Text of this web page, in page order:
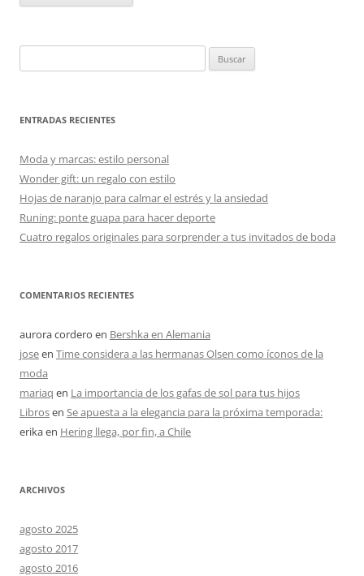
ENTRADAS RECIENTES
Moda y marcas: estilo personal
Wonder gift: un regalo con estilo
Hojas de naranjo para calmar el estrés y la ansiedad
Runing: ponte guapa para hacer deporte
Cuatro regalos originales para sorprender a tus invitados de boda
COMENTARIOS RECIENTES
aurora cordero en Bershka en Alemania
joseen Time considera a las hermanas Olsen como íconos de la
moda
mariaq en La importancia de los gafas de sol para tus hijos
Librosen Se apuesta a la elegancia para la próxima temporada:
erikaen Hering llega, por fin, a Chile
ARCHIVOS
agosto 2025
agosto 2017
agosto 2016